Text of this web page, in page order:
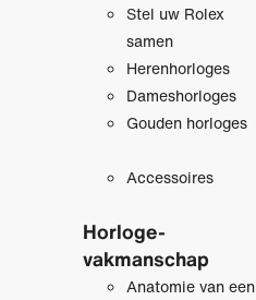
Stel uw Rolex
samen
Herenhorloges
Dameshorloges
Gouden horloges
Accessoires
Horloge­
vakmanschap
Anatomie van een